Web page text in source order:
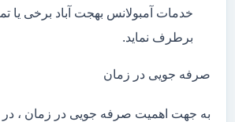
خدمات آمبولانس بهجت آباد برخی یا
برطرف نماید.
صرفه جویی در زمان
به جهت اهمیت صرفه جویی در زمان ، در